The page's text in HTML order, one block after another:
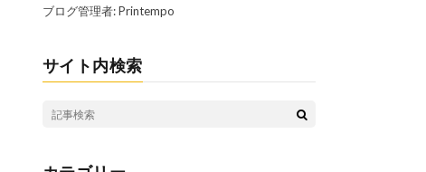
ブログ管理者: Printempo
サイト内検索